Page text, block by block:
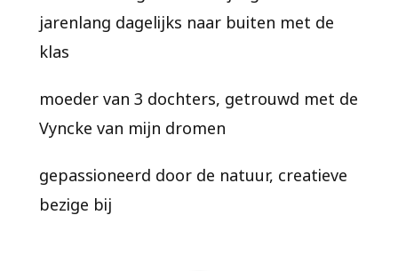
jarenlang dagelijks naar buiten met de
klas
moeder van 3 dochters, getrouwd met de
Vyncke van mijn dromen
gepassioneerd door de natuur, creatieve
bezige bij